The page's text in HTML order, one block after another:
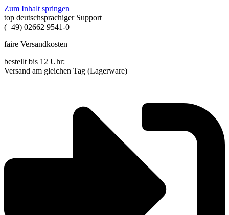
Zum Inhalt springen
top deutschsprachiger Support
(+49) 02662 9541-0
faire Versandkosten
bestellt bis 12 Uhr:
Versand am gleichen Tag (Lagerware)